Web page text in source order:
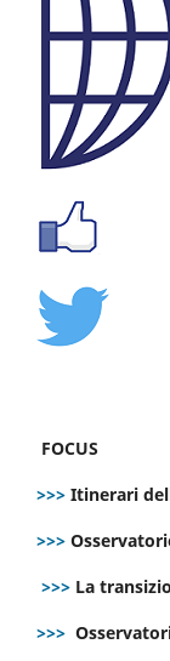
FOCUS
>>> Itinerari
>>>
>>> La
>>>